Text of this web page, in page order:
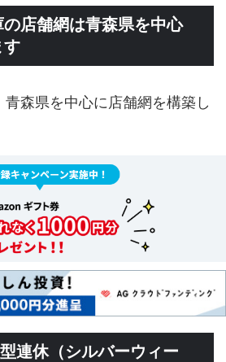
店舗網は青森県を中心
す
森県を中心に店舗網を構築し
連休（シルバーウィー